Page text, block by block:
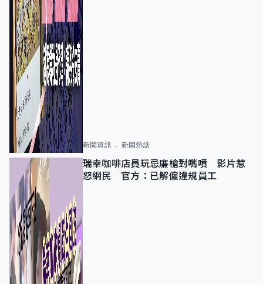
新聞資訊 新聞熱話
瑞幸咖啡店員玩忌廉槍對嘴噴 影片惹
怒網民 官方：已解僱違規員工